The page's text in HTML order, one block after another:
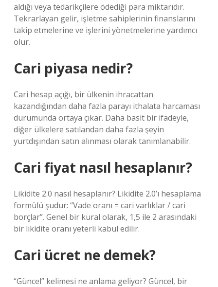
aldığı veya tedarikçilere ödediği para miktarıdır.
Tekrarlayan gelir, işletme sahiplerinin finanslarını
takip etmelerine ve işlerini yönetmelerine yardımcı
olur.
Cari piyasa nedir?
Cari hesap açığı, bir ülkenin ihracattan
kazandığından daha fazla parayı ithalata harcaması
durumunda ortaya çıkar. Daha basit bir ifadeyle,
diğer ülkelere satılandan daha fazla şeyin
yurtdışından satın alınması olarak tanımlanabilir.
Cari fiyat nasıl hesaplanır?
Likidite 2.0 nasıl hesaplanır? Likidite 2.0’ı hesaplama
formülü şudur: “Vade oranı = cari varlıklar / cari
borçlar”. Genel bir kural olarak, 1,5 ile 2 arasındaki
bir likidite oranı yeterli kabul edilir.
Cari ücret ne demek?
“Güncel” kelimesi ne anlama geliyor? Güncel, bir